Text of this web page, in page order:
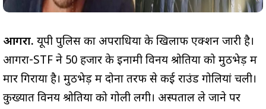
आगरा. यूपी पुलिस का अपराधियों के खिलाफ एक्शन जारी है।
आगरा-STF ने 50 हजार के इनामी विनय श्रोतिया को मुठभेड़ में
मार गिराया है। मुठभेड़ में दोनों तरफ से कई राउंड गोलियां चली।
कुख्यात विनय श्रोतिया को गोली लगी। अस्पताल ले जाने पर